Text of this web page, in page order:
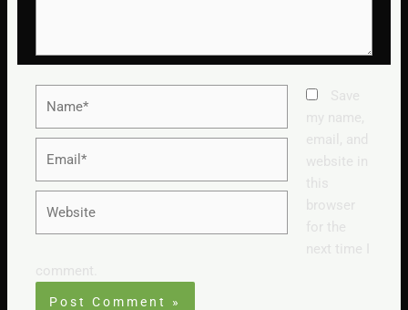
Save
my name,
email, and
website in
this
browser
for the
next time I
comment.